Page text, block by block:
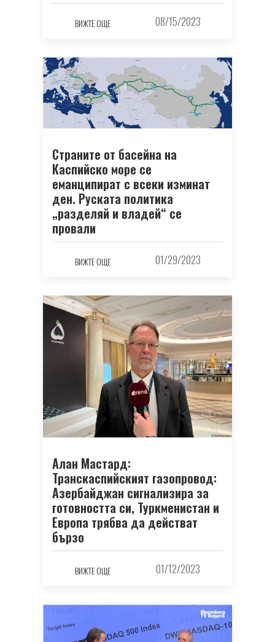
ВИЖТЕ ОЩЕ 08/15/2023
Страните от басейна на
Каспийско море се
еманципират с всеки изминат
ден. Руската политика
„разделяй и владей“ се
провали
ВИЖТЕ ОЩЕ 01/29/2023
Алан Мастард:
Транскаспийският газопровод:
Азербайджан сигнализира за
готовността си, Туркменистан и
Европа трябва да действат
бързо
ВИЖТЕ ОЩЕ 01/12/2023